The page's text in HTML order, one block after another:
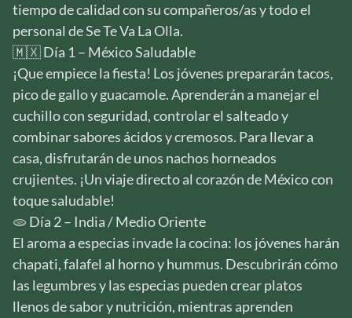
tiempo de calidad con su compañeros/as y todo el
personal de Se Te Va La Olla.
🇲🇽 Día 1 – México Saludable
¡Que empiece la fiesta! Los jóvenes prepararán tacos,
pico de gallo y guacamole. Aprenderán a manejar el
cuchillo con seguridad, controlar el salteado y
combinar sabores ácidos y cremosos. Para llevar a
casa, disfrutarán de unos nachos horneados
crujientes. ¡Un viaje directo al corazón de México con
toque saludable!
🫓 Día 2 – India / Medio Oriente
El aroma a especias invade la cocina: los jóvenes harán
chapati, falafel al horno y hummus. Descubrirán cómo
las legumbres y las especias pueden crear platos
llenos de sabor y nutrición, mientras aprenden